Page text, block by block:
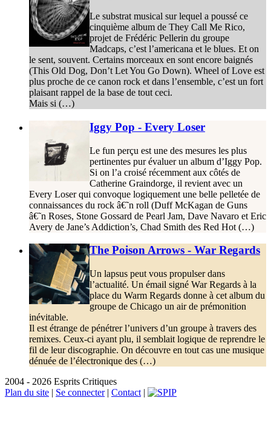
Le substrat musical sur lequel a poussé ce
cinquième album de They Call Me Rico,
projet de Frédéric Pellerin du groupe
Madcaps, c’est l’americana et le blues. Et on
le sent, souvent. Certains morceaux en sont encore baignés
(This Old Dog, Don’t Let You Go Down). Wheel of Love est
plus proche de ce canon rock et dans l’ensemble, c’est un fort
plaisant rappel de la base de tout ceci.
Mais si (…)
Iggy Pop - Every Loser
Le fun perçu est une des mesures les plus
pertinentes pur évaluer un album d’Iggy Pop.
Si on l’a croisé récemment aux côtés de
Catherine Graindorge, il revient avec un
Every Loser qui convoque logiquement une belle pelletée de
connaissances du rock â€˜n roll (Duff McKagan de Guns
â€˜n Roses, Stone Gossard de Pearl Jam, Dave Navaro et Eric
Avery de Jane’s Addiction’s, Chad Smith des Red Hot (…)
The Poison Arrows - War Regards
Un lapsus peut vous propulser dans
l’actualité. Un émail signé War Regards à la
place du Warm Regards donne à cet album du
groupe de Chicago un air de prémonition
inévitable.
Il est étrange de pénétrer l’univers d’un groupe à travers des
remixes. Ceux-ci ayant plu, il semblait logique de reprendre le
fil de leur discographie. On découvre en tout cas une musique
dénuée de l’électronique des (…)
2004 - 2026 Esprits Critiques
Plan du site | Se connecter| Contact |